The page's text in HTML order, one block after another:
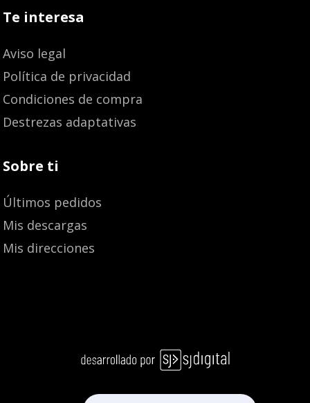
Te interesa
Aviso legal
Política de privacidad
Condiciones de compra
Destrezas adaptativas
Sobre ti
Últimos pedidos
Mis descargas
Mis direcciones